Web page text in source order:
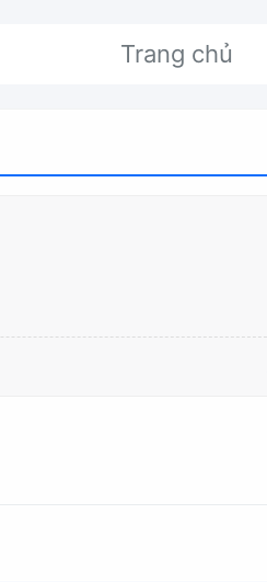
Trang chủ